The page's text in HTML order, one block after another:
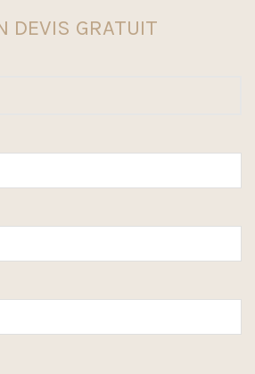
DEVIS GRATUIT